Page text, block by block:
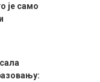
је само